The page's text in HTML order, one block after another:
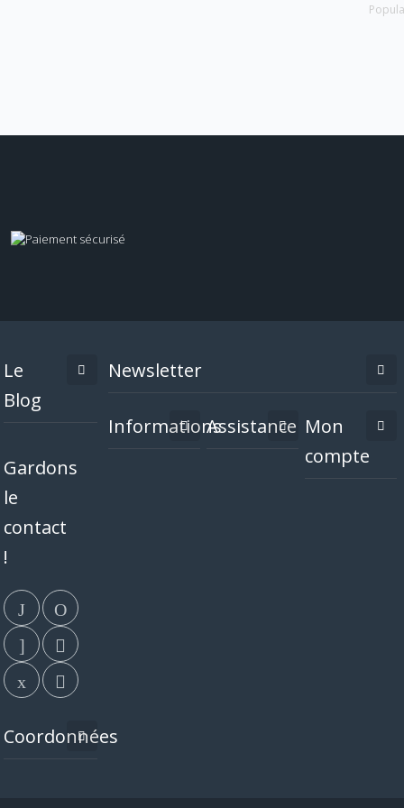
Le
Blog
Gardons
le
contact
!
Coordonnées
Newsletter
InformationsAssistance Mon
compte